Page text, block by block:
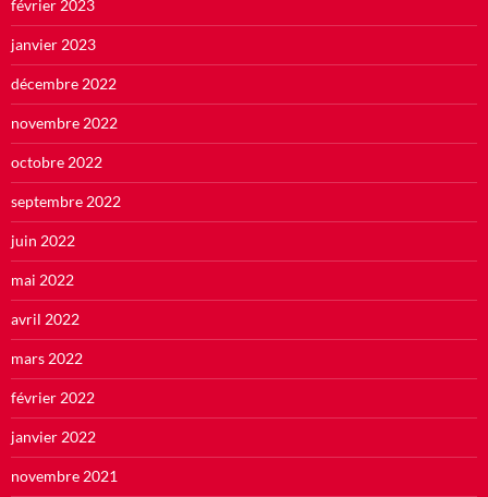
février 2023
janvier 2023
décembre 2022
novembre 2022
octobre 2022
septembre 2022
juin 2022
mai 2022
avril 2022
mars 2022
février 2022
janvier 2022
novembre 2021